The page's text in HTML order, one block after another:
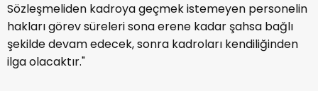
Sözleşmeliden kadroya geçmek istemeyen personelin
hakları görev süreleri sona erene kadar şahsa bağlı
şekilde devam edecek, sonra kadroları kendiliğinden
ilga olacaktır."